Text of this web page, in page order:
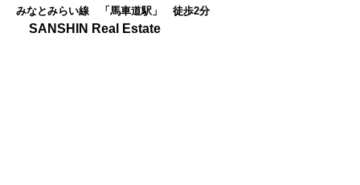
みなとみらい線 「馬車道駅」 徒歩2分
SANSHIN Real Estate